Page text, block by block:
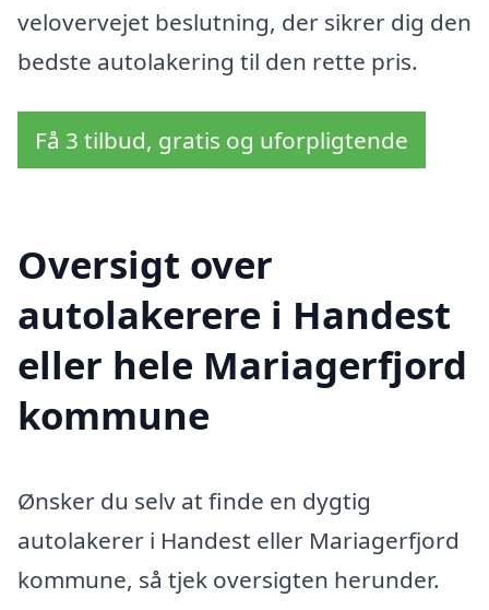
velovervejet beslutning, der sikrer dig den
bedste autolakering til den rette pris.
Få 3 tilbud, gratis og uforpligtende
Oversigt over
autolakerere i Handest
eller hele Mariagerfjord
kommune
Ønsker du selv at finde en dygtig
autolakerer i Handest eller Mariagerfjord
kommune, så tjek oversigten herunder.